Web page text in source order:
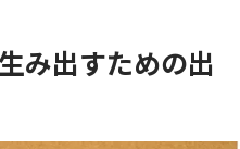
み出すための出